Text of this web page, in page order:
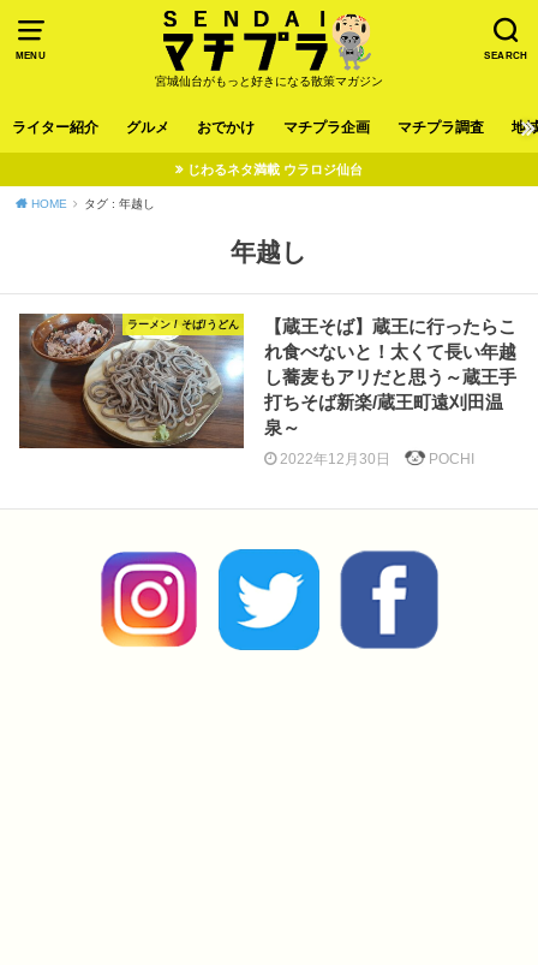
MENU SEARCH
宮城仙台がもっと好きになる散策マガジン
ライター紹介 グルメ おでかけ マチプラ企画 マチプラ調査 地
じわるネタ満載 ウラロジ仙台
HOME タグ : 年越し
年越し
ラーメン / そば/うどん
【蔵王そば】蔵王に行ったらこ
れ食べないと！太くて長い年越
し蕎麦もアリだと思う～蔵王手
打ちそば新楽/蔵王町遠刈田温
泉～
2022年12月30日 POCHI